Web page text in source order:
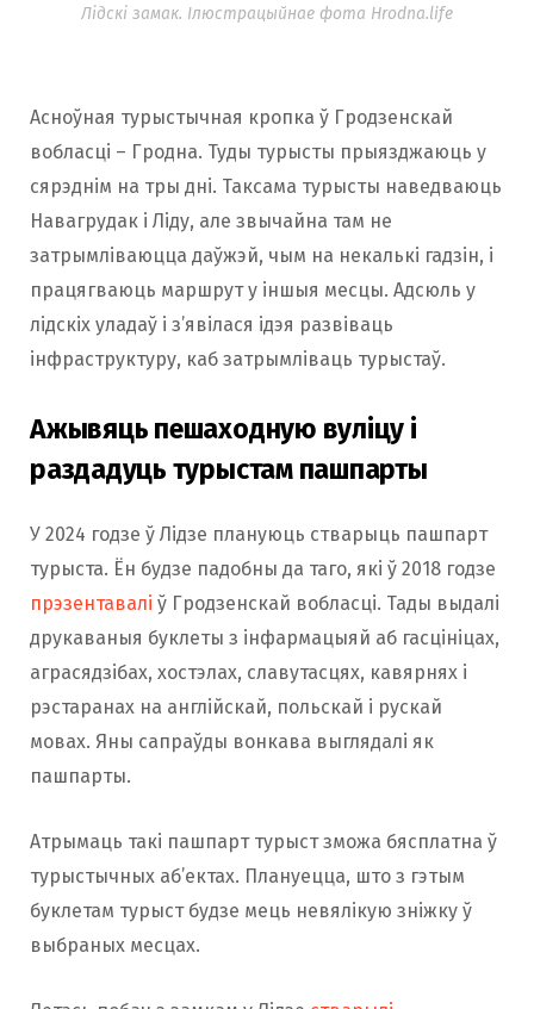
Лідскі замак. Ілюстрацыйнае фота Hrodna.life
Асноўная турыстычная кропка ў Гродзенскай
вобласці – Гродна. Туды турысты прыязджаюць у
сярэднім на тры дні. Таксама турысты наведваюць
Навагрудак і Ліду, але звычайна там не
затрымліваюцца даўжэй, чым на некалькі гадзін, і
працягваюць маршрут у іншыя месцы. Адсюль у
лідскіх уладаў і з’явілася ідэя развіваць
інфраструктуру, каб затрымліваць турыстаў.
Ажывяць пешаходную вуліцу і
раздадуць турыстам пашпарты
У 2024 годзе ў Лідзе плануюць стварыць пашпарт
турыста. Ён будзе падобны да таго, які ў 2018 годзе
прэзентавалі ў Гродзенскай вобласці. Тады выдалі
друкаваныя буклеты з інфармацыяй аб гасцініцах,
аграсядзібах, хостэлах, славутасцях, кавярнях і
рэстаранах на англійскай, польскай і рускай
мовах. Яны сапраўды вонкава выглядалі як
пашпарты.
Атрымаць такі пашпарт турыст зможа бясплатна ў
турыстычных аб’ектах. Плануецца, што з гэтым
буклетам турыст будзе мець невялікую зніжку ў
выбраных месцах.